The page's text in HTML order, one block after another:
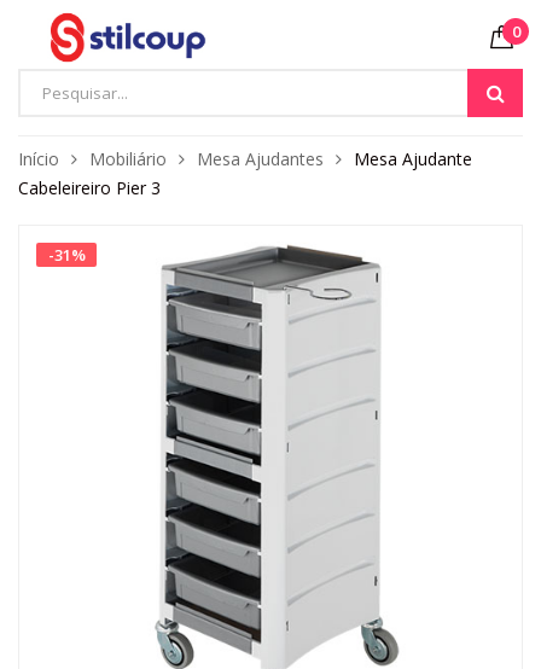
0
Início Mobiliário Mesa Ajudantes
Mesa Ajudante
Cabeleireiro Pier 3
-31%